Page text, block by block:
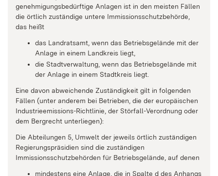
genehmigungsbedürftige Anlagen ist in den meisten Fällen
die örtlich zuständige untere Immissionsschutzbehörde,
das heißt
das Landratsamt, wenn das Betriebsgelände mit der
Anlage in einem Landkreis liegt,
die Stadtverwaltung, wenn das Betriebsgelände mit
der Anlage in einem Stadtkreis liegt.
Eine davon abweichende Zuständigkeit gilt in folgenden
Fällen (unter anderem bei Betrieben, die der europäischen
Industrieemissions-Richtlinie, der Störfall-Verordnung oder
dem Bergrecht unterliegen):
Die Abteilungen 5, Umwelt der jeweils örtlich zuständigen
Regierungspräsidien sind die zuständigen
Immissionsschutzbehörden für Betriebsgelände, auf denen
mindestens eine Anlage, die in Spalte d des Anhangs